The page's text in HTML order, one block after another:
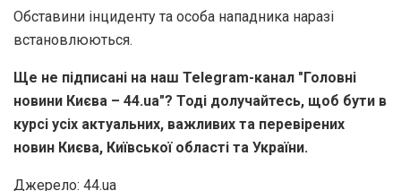
Обставини інциденту та особа нападника наразі
встановлюються.
Ще не підписані на наш Telegram-канал "Головні
новини Києва – 44.ua"? Тоді долучайтесь, щоб бути в
курсі усіх актуальних, важливих та перевірених
новин Києва, Київської області та України.
Джерело: 44.ua